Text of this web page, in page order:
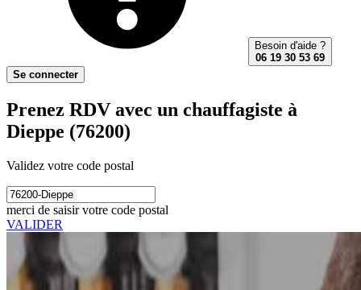
Besoin d'aide ?
06 19 30 53 69
Se connecter
Prenez RDV avec un chauffagiste à
Dieppe (76200)
Validez votre code postal
merci de saisir votre code postal
VALIDER